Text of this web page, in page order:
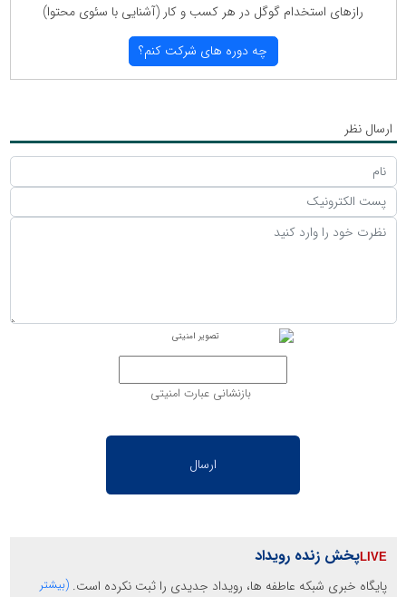
رازهای استخدام گوگل در هر كسب و كار (آشنایی با سئوی محتوا)
چه دوره های شركت كنم؟
ارسال نظر
بازنشانی عبارت امنیتی
پخش زنده رویداد
پایگاه خبری شبکه عاطفه ها، رویداد جدیدی را ثبت نکرده است. (بیشتر